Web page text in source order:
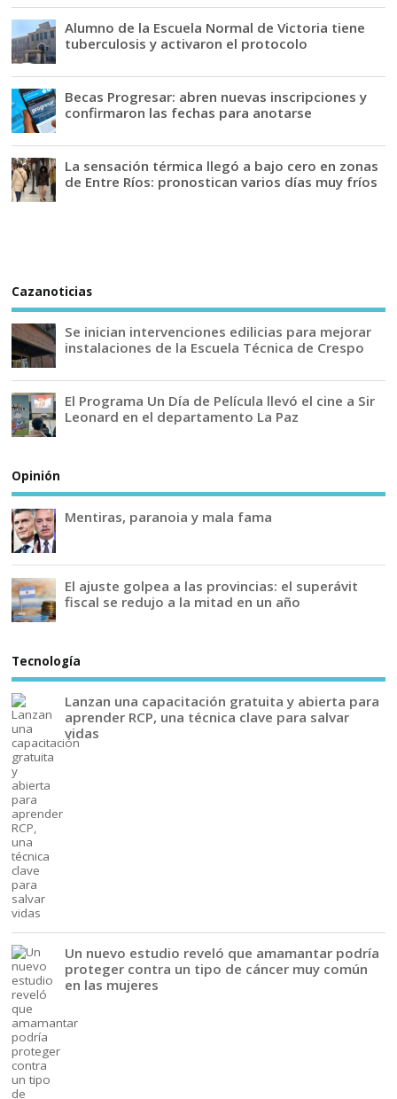
Alumno de la Escuela Normal de Victoria tiene
tuberculosis y activaron el protocolo
Becas Progresar: abren nuevas inscripciones y
confirmaron las fechas para anotarse
La sensación térmica llegó a bajo cero en zonas
de Entre Ríos: pronostican varios días muy fríos
Cazanoticias
Se inician intervenciones edilicias para mejorar
instalaciones de la Escuela Técnica de Crespo
El Programa Un Día de Película llevó el cine a Sir
Leonard en el departamento La Paz
Opinión
Mentiras, paranoia y mala fama
El ajuste golpea a las provincias: el superávit
fiscal se redujo a la mitad en un año
Tecnología
Lanzan una capacitación gratuita y abierta para
aprender RCP, una técnica clave para salvar
vidas
Un nuevo estudio reveló que amamantar podría
proteger contra un tipo de cáncer muy común
en las mujeres